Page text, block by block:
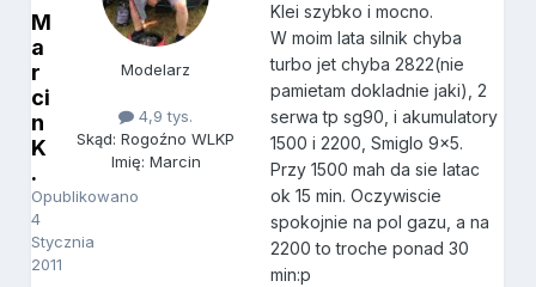
M
a
r
ci
n
K
.
Opublikowano
4
Stycznia
2011
Modelarz
4,9 tys.
Skąd: Rogoźno WLKP
Imię: Marcin
Klei szybko i mocno.
W moim lata silnik chyba
turbo jet chyba 2822(nie
pamietam dokladnie jaki), 2
serwa tp sg90, i akumulatory
1500 i 2200, Smiglo 9x5.
Przy 1500 mah da sie latac
ok 15 min. Oczywiscie
spokojnie na pol gazu, a na
2200 to troche ponad 30
min:p